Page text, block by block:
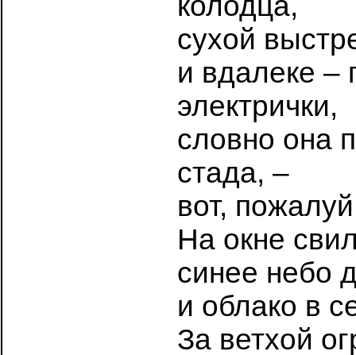
сухой
и вдалеке –
электрички,
словно она
стада, –
вот,
На окне
синее небо
и облако в
За ветхой